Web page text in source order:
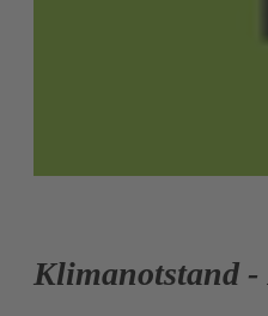
Klimanotstand -